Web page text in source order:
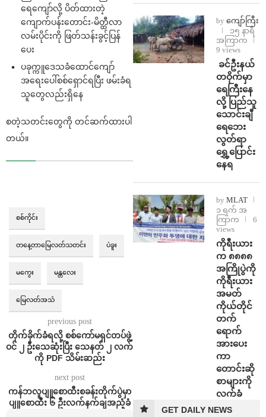
ရေကျော်လို့ ပိတ်ထားတဲ့
ကျောက်ပန်းတောင်း-မိတ္ထီလာ
လမ်းပိုင်းကို ဖြတ်သန်းခွင့်ပြန်
ပေး
ပခုက္ကူဒေသခံထောင်ကျော်
အရေးပေါ်စစ်ရှောင်ရပြီး ဖမ်းခံရ
သူတွေလည်းရှိနေ
စတဲ့သတင်းတွေကို တင်ဆက်ထားပါ
တယ်။
စစ်ကိုင်း
တနေ့တာမြေလတ်သတင်း ပဲခူး
မကွေး မန္တလေး
မြေလတ်အသံ
previous post
တိုက်ခိုက်ခံရလို့ စစ်ကော်မရှင်တပ်ဖွဲ့
ဝင် ၂ ဦးသေဆုံးပြီး သေနတ် ၂ လက်
ကို PDF သိမ်းဆည်း
next post
ကန်ဘလူပျူစောထီးစခန်းတိုက်ပွဲမှာ
ပျူစောထီး ၆ ဦးလက်နက်ချအညံ့ခံ
by ကျော်ကြီး
၁၅ နာရီ
အကြာက
9 views
⁩ ⁨ခင်ဦးနယ်
တဝိုက်မှာ
ရေကြီးနေ
လို့ ပြည်သူ
သောင်းချီ
ရေဘေး
လွတ်ရာ
ရွှေ့ပြောင်း
နေရ
by MLAT
၁ ရက် အ
ကြာက
6
views
ကိုရီးယား
က ၈၈၈၈
အကြိုပွဲကို
ကိုရီးယား
အမတ်
ကိုယ်တိုင်
တက်
ရောက်
အားပေး
ကာ
တောင်းဆို
စာများကို
လက်ခံ
GET DAILY NEWS